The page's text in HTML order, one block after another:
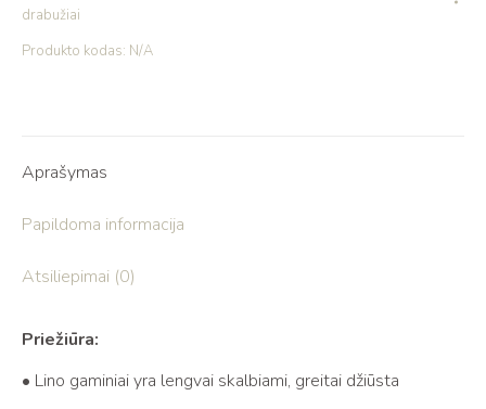
drabužiai
Produkto kodas: N/A
Aprašymas
Papildoma informacija
Atsiliepimai (0)
Priežiūra:
• Lino gaminiai yra lengvai skalbiami, greitai džiūsta